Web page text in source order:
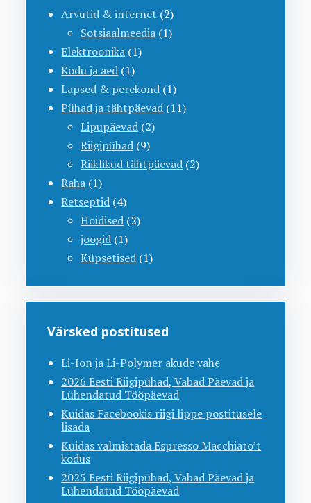
Arvutid & internet (2)
Sotsiaalmeedia (1)
Elektroonika (1)
Kodu ja aed (1)
Lapsed & perekond (1)
Pühad ja tähtpäevad (11)
Lipupäevad (2)
Riigipühad (9)
Riiklikud tähtpäevad (2)
Raha (1)
Retseptid (4)
Hoidised (2)
joogid (1)
Küpsetised (1)
Värsked postitused
Li-Ion ja Li-Polymer akude vahe
2026 Eesti Riigipühad, Vabad Päevad ja
Lühendatud Tööpäevad
Kuidas Facebookis riigi lippe postitusele
lisada
Kuidas valmistada Espresso Macchiato’t
kodus
2025 Eesti Riigipühad, Vabad Päevad ja
Lühendatud Tööpäevad